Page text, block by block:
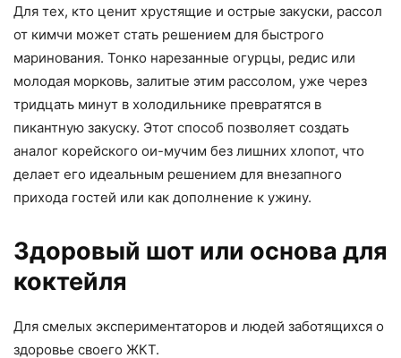
Для тех, кто ценит хрустящие и острые закуски, рассол
от кимчи может стать решением для быстрого
маринования. Тонко нарезанные огурцы, редис или
молодая морковь, залитые этим рассолом, уже через
тридцать минут в холодильнике превратятся в
пикантную закуску. Этот способ позволяет создать
аналог корейского ои-мучим без лишних хлопот, что
делает его идеальным решением для внезапного
прихода гостей или как дополнение к ужину.
Здоровый шот или основа для
коктейля
Для смелых экспериментаторов и людей заботящихся о
здоровье своего ЖКТ.